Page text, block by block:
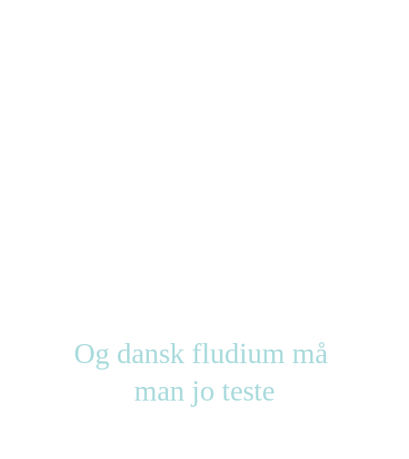
Og dansk fludium må
man jo teste